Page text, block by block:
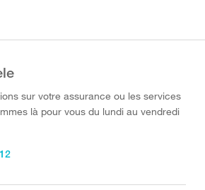
sur votre assurance ou les services
là pour vous du lundi au vendredi